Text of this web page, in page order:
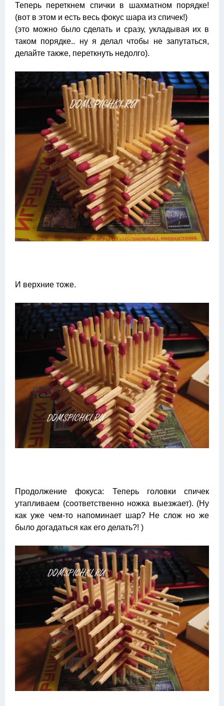
Теперь переткнем спички в шахматном порядке!
(вот в этом и есть весь фокус шара из спичек!)
(это можно было сделать и сразу, укладывая их в
таком порядке.. ну я делал чтобы не запутаться,
делайте также, переткнуть недолго).
И верхние тоже.
Продолжение фокуса: Теперь головки спичек
утапливаем (соответственно ножка выезжает). (Ну
как уже чем-то напоминает шар? Не слож но же
было догадаться как его делать?! )